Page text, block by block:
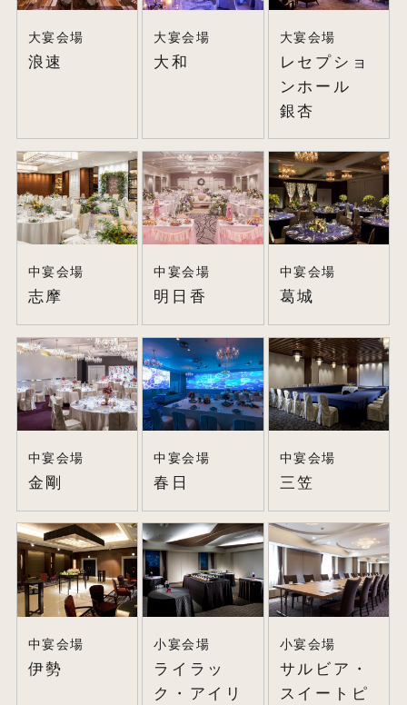
大宴会場
浪速
大宴会場
大和
大宴会場
レセプショ
ンホール
銀杏
中宴会場
志摩
中宴会場
明日香
中宴会場
葛城
中宴会場
金剛
中宴会場
春日
中宴会場
三笠
中宴会場
伊勢
小宴会場
ライラッ
ク・アイリ
小宴会場
サルビア・
スイートピ